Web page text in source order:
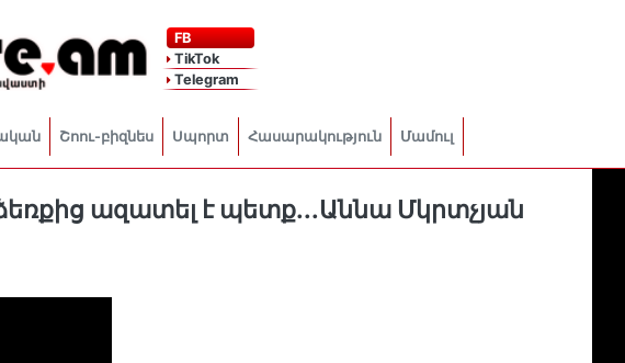
FB
TikTok
Telegram
Շոու-բիզնես Սպորտ Հասարակություն Մամուլ
ազատել է պետք․․․Աննա Մկրտչյան